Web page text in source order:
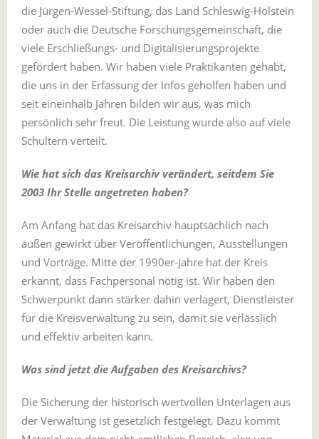
die Jürgen-Wessel-Stiftung, das Land Schleswig-Holstein
oder auch die Deutsche Forschungsgemeinschaft, die
viele Erschließungs- und Digitalisierungsprojekte
gefördert haben. Wir haben viele Praktikanten gehabt,
die uns in der Erfassung der Infos geholfen haben und
seit eineinhalb Jahren bilden wir aus, was mich
persönlich sehr freut. Die Leistung wurde also auf viele
Schultern verteilt.
Wie hat sich das Kreisarchiv verändert, seitdem Sie
2003 Ihr Stelle angetreten haben?
Am Anfang hat das Kreisarchiv hauptsächlich nach
außen gewirkt über Veröffentlichungen, Ausstellungen
und Vorträge. Mitte der 1990er-Jahre hat der Kreis
erkannt, dass Fachpersonal nötig ist. Wir haben den
Schwerpunkt dann stärker dahin verlagert, Dienstleister
für die Kreisverwaltung zu sein, damit sie verlässlich
und effektiv arbeiten kann.
Was sind jetzt die Aufgaben des Kreisarchivs?
Die Sicherung der historisch wertvollen Unterlagen aus
der Verwaltung ist gesetzlich festgelegt. Dazu kommt